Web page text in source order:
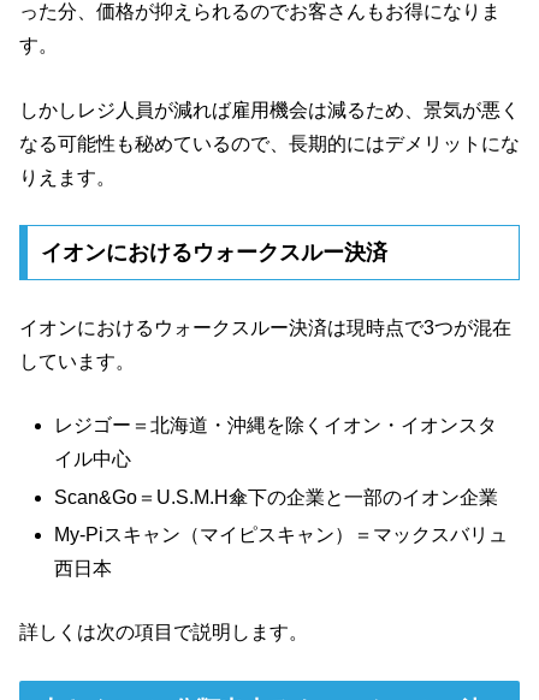
った分、価格が抑えられるのでお客さんもお得になりま
す。
しかしレジ人員が減れば雇用機会は減るため、景気が悪く
なる可能性も秘めているので、長期的にはデメリットにな
りえます。
イオンにおけるウォークスルー決済
イオンにおけるウォークスルー決済は現時点で3つが混在
しています。
レジゴー＝北海道・沖縄を除くイオン・イオンスタ
イル中心
Scan&Go＝U.S.M.H傘下の企業と一部のイオン企業
My-Piスキャン（マイピスキャン）＝マックスバリュ
西日本
詳しくは次の項目で説明します。